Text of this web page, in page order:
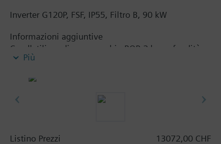
Inverter G120P, FSF, IP55, Filtro B, 90 kW
Informazioni aggiuntive
Con l'utilizzo di un coperchio BOP-2 la profondità
aumenta di 5 mm, e il IOP 15 mm.
Più
Listino Prezzi
13072,00 CHF